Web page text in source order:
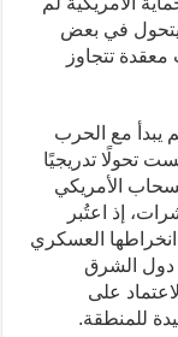
يتحول في بعض
تتجاوز
يبدأ مع الحرب
تحولًا تدريجيًا
الأمريكي
المؤشرات، إذ اعتُبر
العسكري
دول الشرق
على
للمنطقة.